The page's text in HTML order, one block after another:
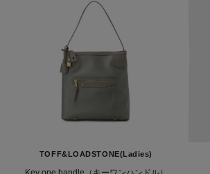
TOFF&LOADSTONE(Ladies)